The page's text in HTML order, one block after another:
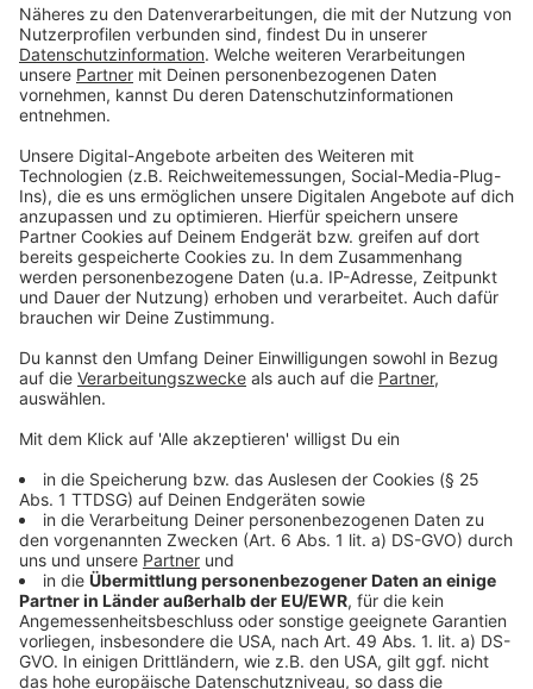
• Helmut-Grashoff-Straße
• Am Nordpark
• Hennes-Weisweiler-Allee
• Am Sitterhof
• Konrad-Zuse-Ring
• Belgrader Straße
• Lilienthalstraße
• Dr.-Alfred-Gerhards-Straße
• Liverpooler Allee
• Dr.-Albert-Jordan-Straße
• Madrider Straße
• Enscheder Straße
• St.-Christophorus-Straße 1-60
• Gladbacher Straße (von Pfingsgraben bis Haus-Nr.
299)